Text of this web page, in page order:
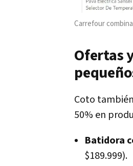
Carrefour
Ofertas
Coto
50% en
Batidora
$189.999).